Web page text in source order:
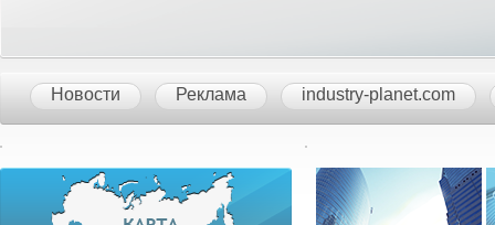
Новости Реклама industry-planet.com